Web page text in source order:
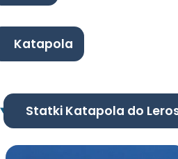
Katapola
Statki Katapola do